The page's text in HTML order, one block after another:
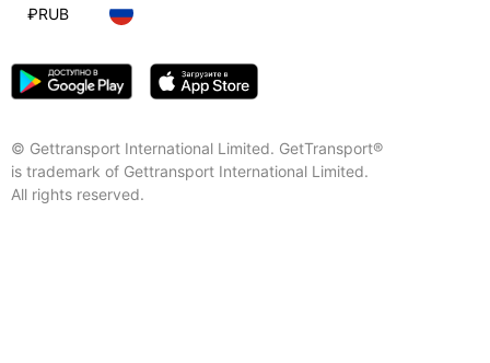
© Gettransport International Limited. GetTransport®
is trademark of Gettransport International Limited.
All rights reserved.
₽RUB